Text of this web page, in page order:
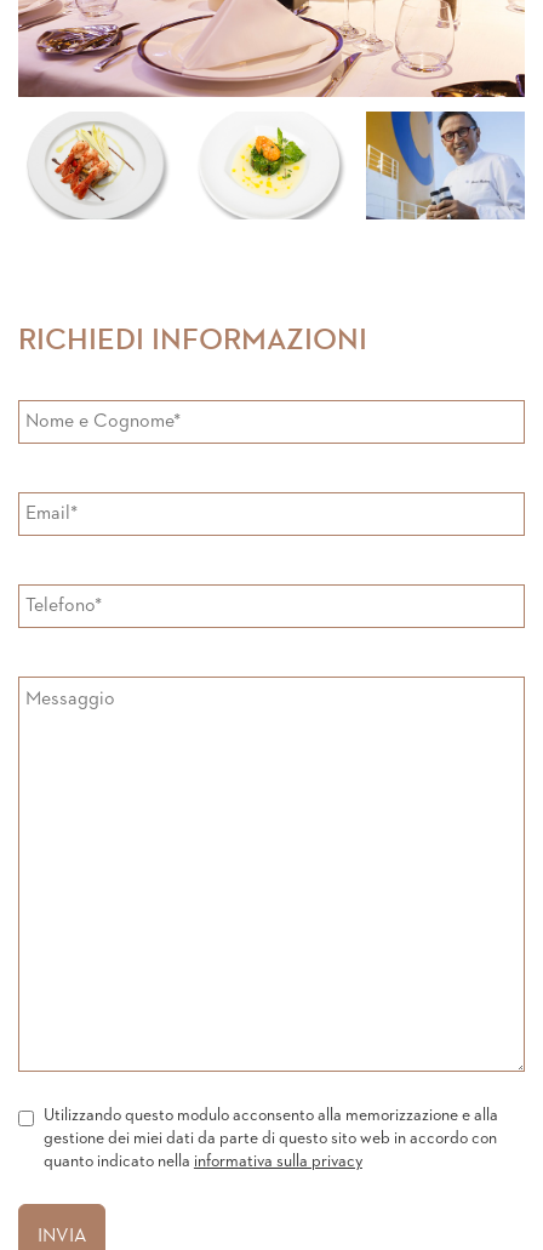
RICHIEDI INFORMAZIONI
Utilizzando questo modulo acconsento alla memorizzazione e alla
gestione dei miei dati da parte di questo sito web in accordo con
quanto indicato nella informativa sulla privacy